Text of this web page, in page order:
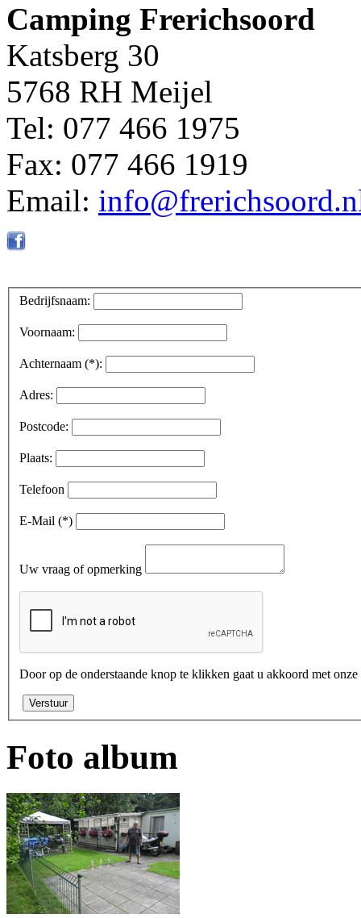
Camping Frerichsoord
Katsberg 30
5768 RH Meijel
Tel: 077 466 1975
Fax: 077 466 1919
Email:
Bedrijfsnaam:
Voornaam:
Achternaam (*):
Adres:
Postcode:
Plaats:
Telefoon
E-Mail (*)
Uw vraag of opmerking
Door op de onderstaande knop te klikken gaat u akkoord met onze
Verstuur
Foto album